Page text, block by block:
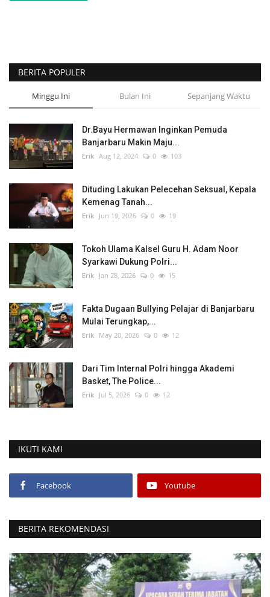
BERITA POPULER
Minggu Ini Bulan Ini Sepanjang Waktu
Dr.Bayu Hermawan Inginkan Pemuda
Banjarbaru Makin Maju...
Erik Aug 12, 2024 0 103
Dituding Lakukan Pelecehan Seksual, Kepala
Kemenag Tanah...
Erik Jun 19, 2026 0 19
Tokoh Ulama Kalsel Guru H. Adam Noor
Syarkawi Dukung Polri...
Erik Jan 28, 2026 0 15
Fakta Dugaan Bullying Pelajar di Banjarbaru
Mulai Terungkap,...
Erik May 20, 2026 0 12
Dari Tim Internal Polri hingga Akademi
Basket, The Police...
Erik Jul 5, 2026 0 12
IKUTI KAMI
Facebook Youtube
BERITA REKOMENDASI